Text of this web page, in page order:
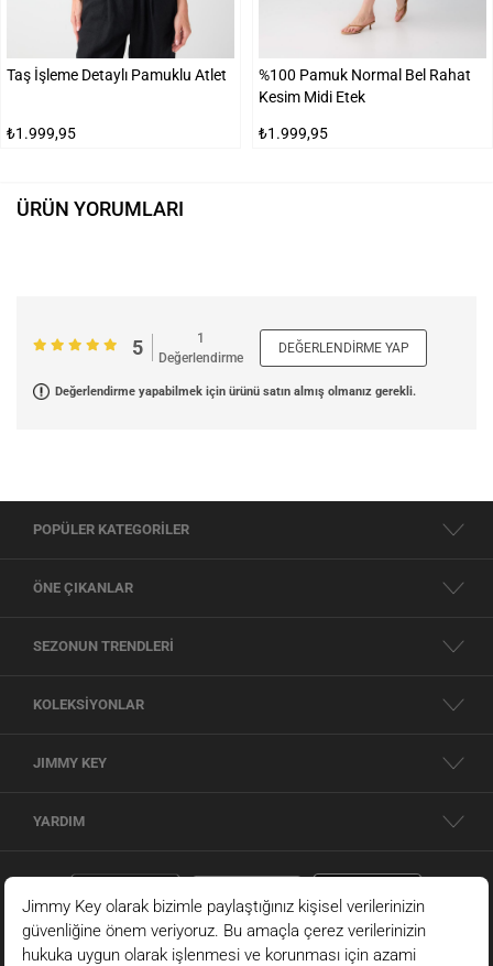
Taş İşleme Detaylı Pamuklu Atlet
₺1.999,95
%100 Pamuk Normal Bel Rahat
Kesim Midi Etek
₺1.999,95
ÜRÜN YORUMLARI
5
1
Değerlendirme
DEĞERLENDIRME YAP
Değerlendirme yapabilmek için ürünü satın almış olmanız gerekli.
POPÜLER KATEGORİLER
ÖNE ÇIKANLAR
SEZONUN TRENDLERİ
KOLEKSİYONLAR
JIMMY KEY
YARDIM